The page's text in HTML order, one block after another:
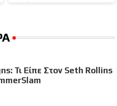
Τι Είπε Στον Seth Rollins